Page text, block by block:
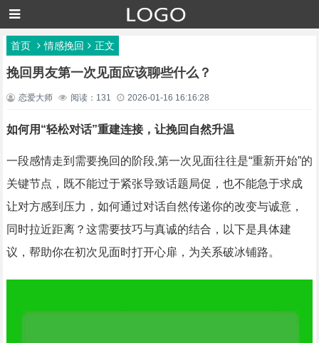
首页 情感挽回 正文
挽回男友第一次见面应该聊些什么？
恋爱大师 阅读：131 2026-01-16 16:16:28
如何用“轻松对话”重建连接，让挽回自然升温
一段感情走到需要挽回的阶段,第一次见面往往是“重新开始”的
关键节点，既不能过于紧张导致话题局促，也不能急于求成
让对方感到压力，如何通过对话自然传递你的改变与诚意，
同时拉近距离？这需要技巧与真诚的结合，以下是具体建
议，帮助你在初次见面时打开心扉，为关系破冰铺路。